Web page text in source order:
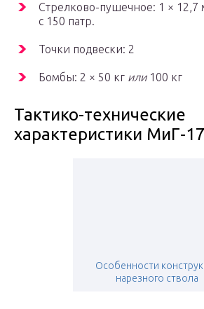
Стрелково-пушечное: 1 ×
с 150 патр.
Точки подвески: 2
Бомбы: 2 × 50 кг или100 кг
Тактико-технические
характеристики МиГ-17
Особенности
нарезного ствола